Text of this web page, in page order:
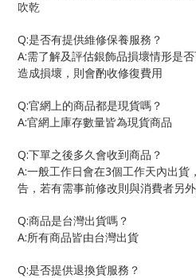
吹乾
Q:是否有提供維修保養服務？
A:需了解及評估銀飾品損壞情形是
造成損壞，則會酌收修復費用
Q:官網上的商品都是現貨嗎？
A:官網上庫存數量皆為現貨商品
Q:下單之後多久會收到商品？
A:一般工作日會在3個工作天內出貨
告，若有需事前修改則與消費者另
Q:商品是台灣出貨嗎？
A:所有商品皆由台灣出貨
Q:是否提供退換貨服務？